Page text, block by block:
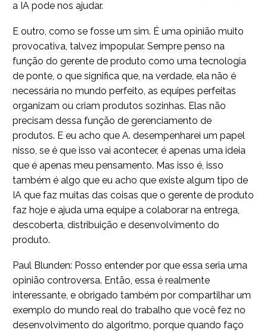
a IA pode nos ajudar.
E outro, como se fosse um sim. É uma opinião muito
provocativa, talvez impopular. Sempre penso na
função do gerente de produto como uma tecnologia
de ponte, o que significa que, na verdade, ela não é
necessária no mundo perfeito, as equipes perfeitas
organizam ou criam produtos sozinhas. Elas não
precisam dessa função de gerenciamento de
produtos. E eu acho que A. desempenharei um papel
nisso, se é que isso vai acontecer, é apenas uma ideia
que é apenas meu pensamento. Mas isso é, isso
também é algo que eu acho que existe algum tipo de
IA que faz muitas das coisas que o gerente de produto
faz hoje e ajuda uma equipe a colaborar na entrega,
descoberta, distribuição e desenvolvimento do
produto.
Paul Blunden: Posso entender por que essa seria uma
opinião controversa. Então, essa é realmente
interessante, e obrigado também por compartilhar um
exemplo do mundo real do trabalho que você fez no
desenvolvimento do algoritmo, porque quando faço